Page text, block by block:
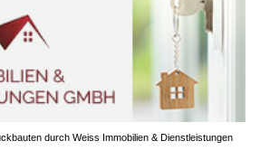
durch Weiss Immobilien & Dienstleistungen